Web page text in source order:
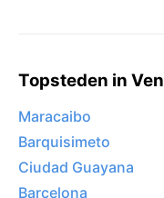
Topsteden in
Maracaibo
Barquisimeto
Ciudad Guayana
Barcelona